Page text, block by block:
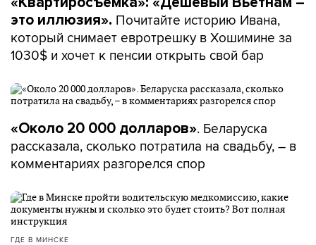
это иллюзия». Почитайте историю Ивана,
который снимает евротрешку в Хошимине за
1030$ и хочет к пенсии открыть свой бар
«Около 20 000 долларов». Беларуска
рассказала, сколько потратила на свадьбу, – в
комментариях разгорелся спор
ГДЕ В МИНСКЕ